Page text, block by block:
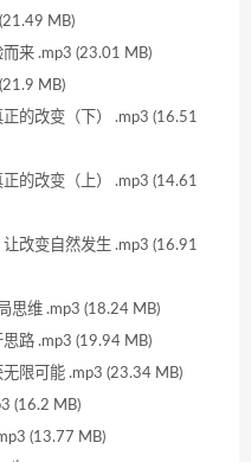
MB)
来 .mp3 (23.01 MB)
MB)
的改变（下） .mp3 (16.51
的改变（上） .mp3 (14.61
改变自然发生 .mp3 (16.91
思维 .mp3 (18.24 MB)
路 .mp3 (19.94 MB)
限可能 .mp3 (23.34 MB)
(16.2 MB)
(13.77 MB)